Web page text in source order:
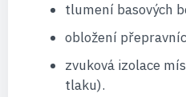
tlumení basových
obložení
zvuková izolace
tlaku).